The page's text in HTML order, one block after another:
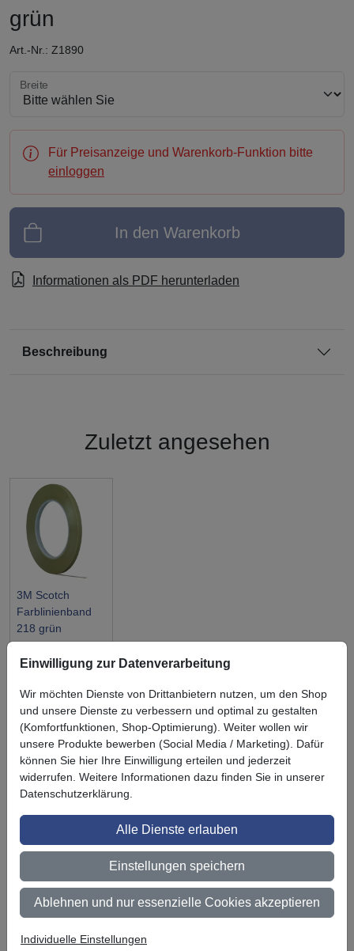
grün
Art.-Nr.: Z1890
Breite wählen
Breite
Für Preisanzeige und Warenkorb-Funktion bitte
einloggen
In den Warenkorb
Informationen als PDF herunterladen
Beschreibung
Zuletzt angesehen
3M Scotch
Farblinienband
218 grün
Symbol
Vorteil
Ihre Vorteile bei uns
3M BestPartner Commercial Solutions
Preisschutz für unsere Kunden
Persönliche Beratung und Betreuung
Keine Mindestbestellmenge
Ab 300 € Nettowarenwert versandkostenfrei (innerhalb
Deutschland)
Einwilligung zur Datenverarbeitung
Wir möchten Dienste von Drittanbietern nutzen, um den Shop
und unsere Dienste zu verbessern und optimal zu gestalten
(Komfortfunktionen, Shop-Optimierung). Weiter wollen wir
unsere Produkte bewerben (Social Media / Marketing). Dafür
können Sie hier Ihre Einwilligung erteilen und jederzeit
widerrufen. Weitere Informationen dazu finden Sie in unserer
Datenschutzerklärung.
Alle Dienste erlauben
Einstellungen speichern
Ablehnen und nur essenzielle Cookies akzeptieren
Individuelle Einstellungen